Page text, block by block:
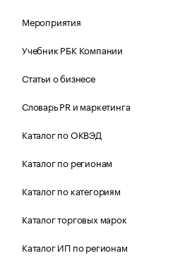
Мероприятия
Учебник РБК Компании
Статьи о бизнесе
Словарь PR и маркетинга
Каталог по ОКВЭД
Каталог по регионам
Каталог по категориям
Каталог торговых марок
Каталог ИП по регионам